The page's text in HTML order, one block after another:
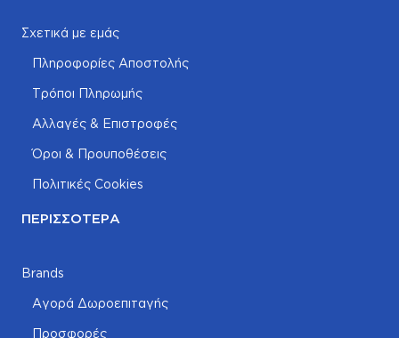
Σχετικά με εμάς
Πληροφορίες Αποστολής
Τρόποι Πληρωμής
Αλλαγές & Επιστροφές
Όροι & Προυποθέσεις
Πολιτικές Cookies
ΠΕΡΙΣΣΌΤΕΡΑ
Brands
Αγορά Δωροεπιταγής
Προσφορές